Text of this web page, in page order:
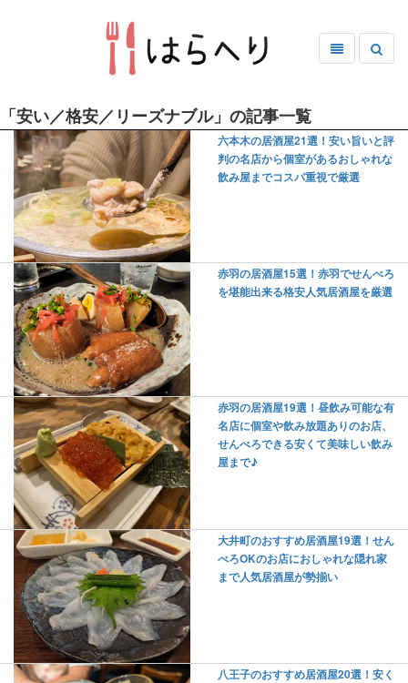
「安い／格安／リーズナブル」の記事一覧
六本木の居酒屋21選！安い旨いと評
判の名店から個室があるおしゃれな
飲み屋までコスパ重視で厳選
赤羽の居酒屋15選！赤羽でせんべろ
を堪能出来る格安人気居酒屋を厳選
赤羽の居酒屋19選！昼飲み可能な有
名店に個室や飲み放題ありのお店、
せんべろできる安くて美味しい飲み
屋まで♪
大井町のおすすめ居酒屋19選！せん
べろOKのお店におしゃれな隠れ家
まで人気居酒屋が勢揃い
八王子のおすすめ居酒屋20選！安く